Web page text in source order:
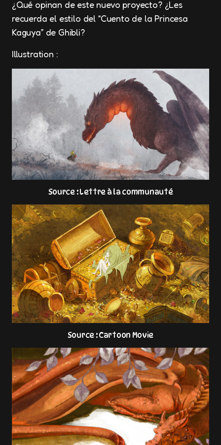
¿Qué opinan de este nuevo proyecto? ¿Les
recuerda el estilo del “Cuento de la Princesa
Kaguya” de Ghibli?
Illustration :
Source : Lettre à la communauté
Source : Cartoon Movie